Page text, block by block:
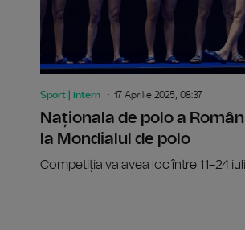
Sport | intern 17 Aprilie 2025, 08:37
Naționala de polo a
la Mondialul de polo
Competiția va avea loc între 11–24